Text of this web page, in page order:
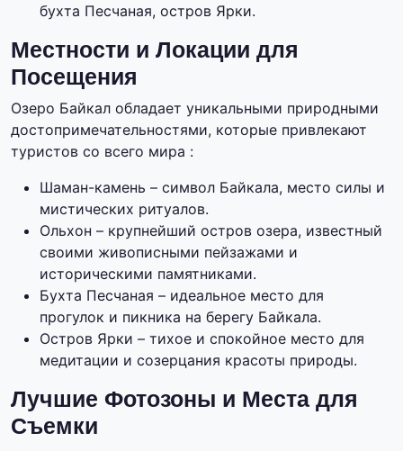
бухта Песчаная, остров Ярки.
Местности и Локации для
Посещения
Озеро Байкал обладает уникальными природными
достопримечательностями, которые привлекают
туристов со всего мира :
Шаман-камень – символ Байкала, место силы и
мистических ритуалов.
Ольхон – крупнейший остров озера, известный
своими живописными пейзажами и
историческими памятниками.
Бухта Песчаная – идеальное место для
прогулок и пикника на берегу Байкала.
Остров Ярки – тихое и спокойное место для
медитации и созерцания красоты природы.
Лучшие Фотозоны и Места для
Съемки